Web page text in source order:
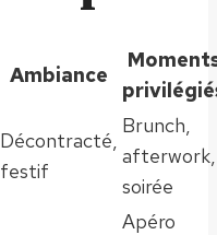
Ambiance
Décontracté,
festif
Brunch,
afterwork,
soirée
Apéro